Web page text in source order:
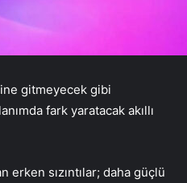
gitmeyecek gibi
fark yaratacak akıllı
erken sızıntılar; daha güçlü